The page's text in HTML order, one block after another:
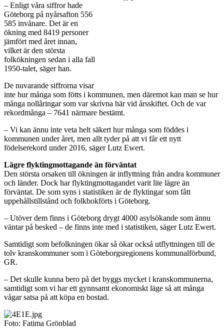
– Enligt våra siffror hade
Göteborg på nyårsafton 556
585 invånare. Det är en
ökning med 8419 personer
jämfört med året innan,
vilket är den största
folkökningen sedan i alla fall
1950-talet, säger han.
De nuvarande siffrorna visar
inte hur många som fötts i kommunen, men däremot kan man se hur
många nollåringar som var skrivna här vid årsskiftet. Och de var
rekordmånga – 7641 närmare bestämt.
– Vi kan ännu inte veta helt säkert hur många som föddes i
kommunen under året, men allt tyder på att vi får ett nytt
födelserekord under 2016, säger Lutz Ewert.
Lägre flyktingmottagande än förväntat
Den största orsaken till ökningen är inflyttning från andra kommuner
och länder. Dock har flyktingmottagandet varit lite lägre än
förväntat. De som syns i statistiken är de flyktingar som fått
uppehållstillstånd och folkbokförts i Göteborg.
– Utöver dem finns i Göteborg drygt 4000 asylsökande som ännu
väntar på besked – de finns inte med i statistiken, säger Lutz Ewert.
Samtidigt som befolkningen ökar så ökar också utflyttningen till de
tolv kranskommuner som i Göteborgsregionens kommunalförbund,
GR.
– Det skulle kunna bero på det byggs mycket i kranskommunerna,
samtidigt som vi har ett gynnsamt ekonomiskt läge så att många
vågar satsa på att köpa en bostad.
Foto: Fatima Grönblad